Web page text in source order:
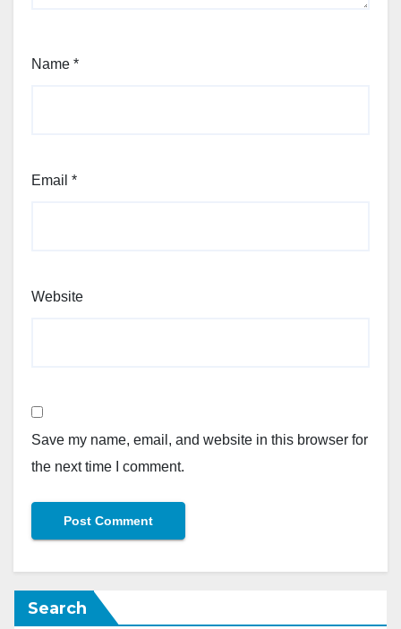
Name *
Email *
Website
Save my name, email, and website in this browser for
the next time I comment.
Search